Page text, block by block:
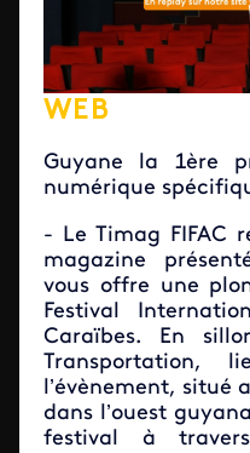
WEB
Guyane la 1ère
numérique
- Le Timag FIFAC
magazine
vous offre une
Festival
Caraïbes. En
Transportation,
l’évènement, situé
dans l’ouest
festival à